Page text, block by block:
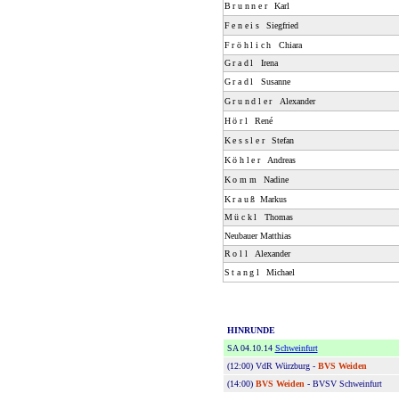
Brunner
Karl
Feneis
Siegfried
Fröhlich
Chiara
Gradl
Irena
Gradl
Susanne
Grundler
Alexander
Hörl
René
Kessler
Stefan
Köhler
Andreas
Komm
Nadine
Krauß Markus
Mückl Thomas
Neubauer Matthias
Roll
Alexander
Stangl
Michael
HINRUNDE
SA 04.10.14 Schweinfurt
(12:00) VdR Würzburg - BVS Weiden
(14:00) BVS Weiden - BVSV Schweinfurt